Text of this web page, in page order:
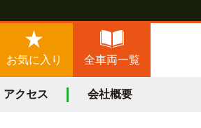
お気に入り 全車両一覧
アクセス 会社概要